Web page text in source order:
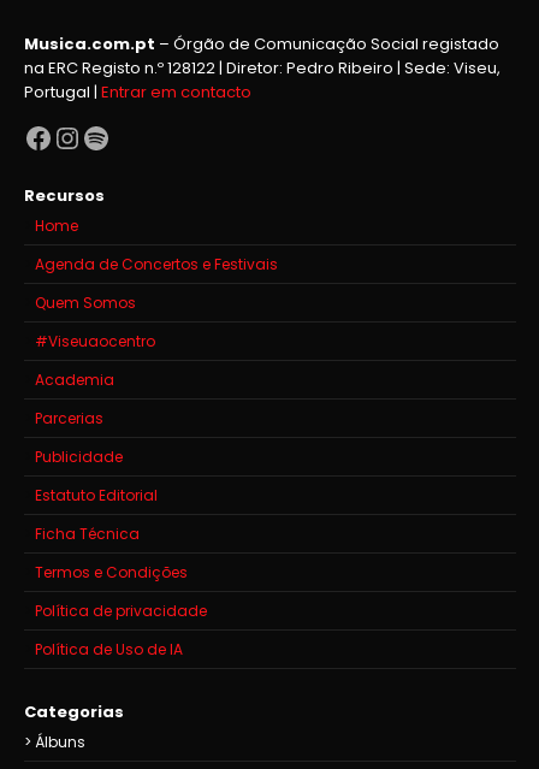
Musica.com.pt – Órgão de Comunicação Social registado
na ERC Registo n.º 128122 | Diretor: Pedro Ribeiro | Sede: Viseu,
Portugal | Entrar em contacto
Facebook
Instagram
Spotify
Recursos
Home
Agenda de Concertos e Festivais
Quem Somos
#Viseuaocentro
Academia
Parcerias
Publicidade
Estatuto Editorial
Ficha Técnica
Termos e Condições
Política de privacidade
Política de Uso de IA
Categorias
Álbuns